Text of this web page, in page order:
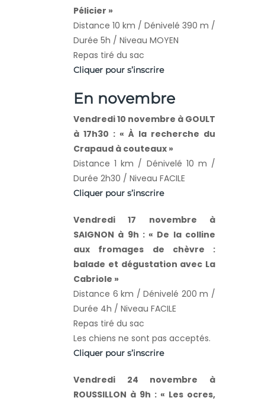
Pélicier »
Distance 10 km / Dénivelé 390 m /
Durée 5h / Niveau MOYEN
Repas tiré du sac
Cliquer pour s’inscrire
En novembre
Vendredi 10 novembre à GOULT
à 17h30 : « À la recherche du
Crapaud à couteaux »
Distance 1 km / Dénivelé 10 m /
Durée 2h30 / Niveau FACILE
Cliquer pour s’inscrire
Vendredi 17 novembre à
SAIGNON à 9h : « De la colline
aux fromages de chèvre :
balade et dégustation avec La
Cabriole »
Distance 6 km / Dénivelé 200 m /
Durée 4h / Niveau FACILE
Repas tiré du sac
Les chiens ne sont pas acceptés.
Cliquer pour s’inscrire
Vendredi 24 novembre à
ROUSSILLON à 9h : « Les ocres,